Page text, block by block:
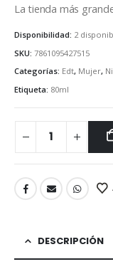
La tienda más
Disponibilidad: 2
SKU: 7861095427515
Categorías: Edt, Mujer,
Etiqueta: 80ml
DESCRIPCIÓN